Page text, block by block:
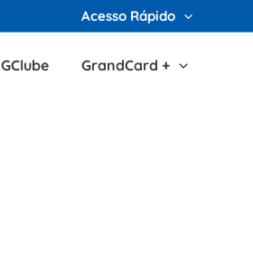
Acesso Rápido
GClube GrandCard +